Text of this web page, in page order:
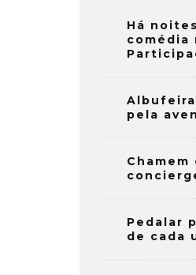
Há
comédia
pela
Pedalar
de cada